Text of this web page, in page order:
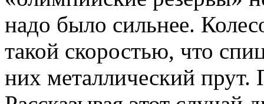
надо было сильнее.
такой скоростью, что
них металлический прут.